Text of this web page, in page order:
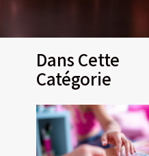
Dans Cette
Catégorie